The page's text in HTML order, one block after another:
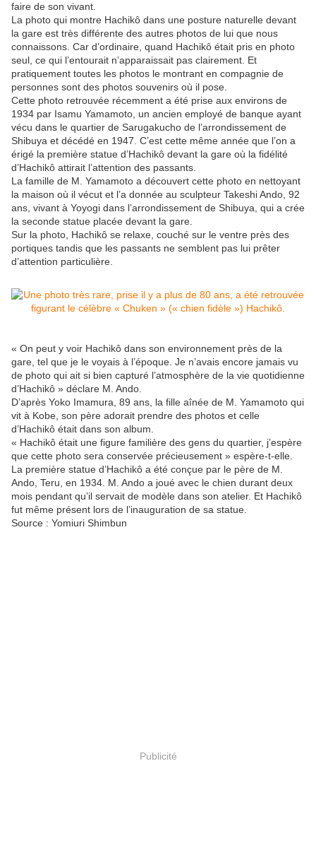
faire de son vivant.
La photo qui montre Hachikô dans une posture naturelle devant
la gare est très différente des autres photos de lui que nous
connaissons. Car d’ordinaire, quand Hachikô était pris en photo
seul, ce qui l’entourait n’apparaissait pas clairement. Et
pratiquement toutes les photos le montrant en compagnie de
personnes sont des photos souvenirs où il pose.
Cette photo retrouvée récemment a été prise aux environs de
1934 par Isamu Yamamoto, un ancien employé de banque ayant
vécu dans le quartier de Sarugakucho de l’arrondissement de
Shibuya et décédé en 1947. C’est cette même année que l’on a
érigé la première statue d’Hachikô devant la gare où la fidélité
d’Hachikô attirait l’attention des passants.
La famille de M. Yamamoto a découvert cette photo en nettoyant
la maison où il vécut et l’a donnée au sculpteur Takeshi Ando, 92
ans, vivant à Yoyogi dans l’arrondissement de Shibuya, qui a crée
la seconde statue placée devant la gare.
Sur la photo, Hachikô se relaxe, couché sur le ventre près des
portiques tandis que les passants ne semblent pas lui prêter
d’attention particulière.
« On peut y voir Hachikô dans son environnement près de la
gare, tel que je le voyais à l’époque. Je n’avais encore jamais vu
de photo qui ait si bien capturé l’atmosphère de la vie quotidienne
d’Hachikô » déclare M. Ando.
D’après Yoko Imamura, 89 ans, la fille aînée de M. Yamamoto qui
vit à Kobe, son père adorait prendre des photos et celle
d’Hachikô était dans son album.
« Hachikô était une figure familière des gens du quartier, j’espère
que cette photo sera conservée précieusement » espère-t-elle.
La première statue d’Hachikô a été conçue par le père de M.
Ando, Teru, en 1934. M. Ando a joué avec le chien durant deux
mois pendant qu’il servait de modèle dans son atelier. Et Hachikô
fut même présent lors de l’inauguration de sa statue.
Source : Yomiuri Shimbun
Publicité